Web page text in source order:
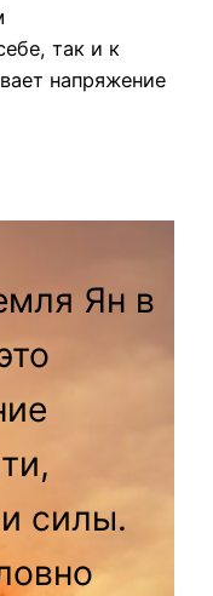
так и к
напряжение
Ян в
силы.